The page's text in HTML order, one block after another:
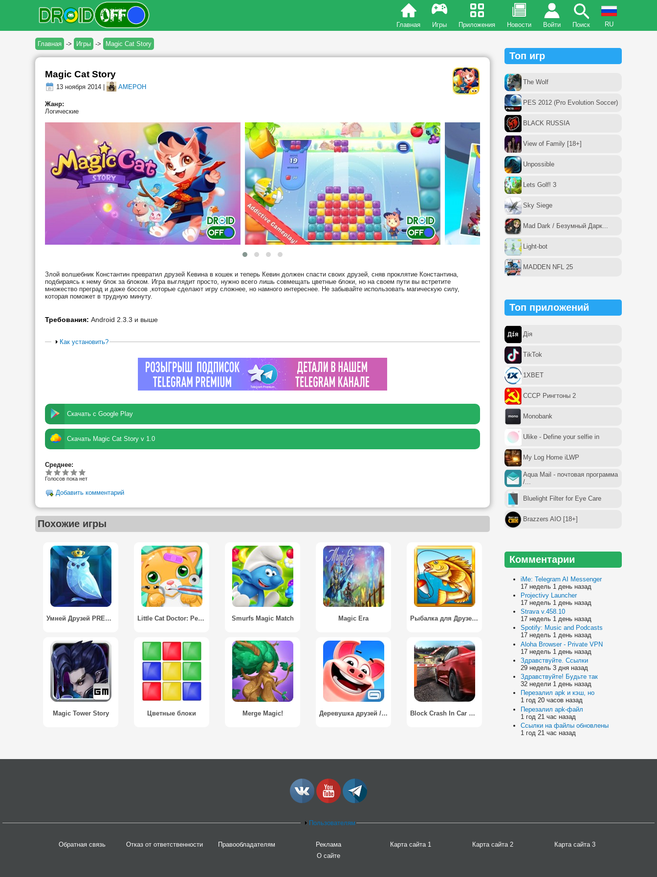
Главная Игры Приложения Новости Войти Поиск RU
Главная -> Игры -> Magic Cat Story
Magic Cat Story
13 ноября 2014 | AMEPOH
Жанр:
Логические
Злой волшебник Константин превратил друзей Кевина в кошек и теперь Кевин должен спасти своих друзей, сняв проклятие Константина,
подбираясь к нему блок за блоком. Игра выглядит просто, нужно всего лишь совмещать цветные блоки, но на своем пути вы встретите
множество преград и даже боссов ,которые сделают игру сложнее, но намного интереснее. Не забывайте использовать магическую силу,
которая поможет в трудную минуту.
Требования: Android 2.3.3 и выше
Как установить?
Скачать с Google Play
Скачать Magic Cat Story v 1.0
Среднее:
Голосов пока нет
Добавить комментарий
Похожие игры
Умней Друзей PREMIUM Little Cat Doctor: Pet Vet Game / Ветеринар для кошек игра Smurfs Magic Match Magic Era Рыбалка для Друзей / Fishing For Friends
Magic Tower Story Цветные блоки Merge Magic! Деревушка друзей / Country Friends Block Crash In Car Simulator
Топ игр
The Wolf
PES 2012 (Pro Evolution Soccer)
BLACK RUSSIA
View of Family [18+]
Unpossible
Lets Golf! 3
Sky Siege
Mad Dark / Безумный Дарк...
Light-bot
MADDEN NFL 25
Топ приложений
Дія
TikTok
1XBET
СССР Рингтоны 2
Monobank
Ulike - Define your selfie in
My Log Home iLWP
Aqua Mail - почтовая программа
/...
Bluelight Filter for Eye Care
Brazzers AIO [18+]
Комментарии
iMe: Telegram AI Messenger
17 недель 1 день назад
Projectivy Launcher
17 недель 1 день назад
Strava v.458.10
17 недель 1 день назад
Spotify: Music and Podcasts
17 недель 1 день назад
Aloha Browser - Private VPN
17 недель 1 день назад
Здравствуйте. Ссылки
29 недель 3 дня назад
Здравствуйте! Будьте так
32 недели 1 день назад
Перезалил apk и кэш, но
1 год 20 часов назад
Перезалил apk-файл
1 год 21 час назад
Ссылки на файлы обновлены
1 год 21 час назад
Пользователям
Обратная связь Отказ от ответственности Правообладателям Реклама Карта сайта 1 Карта сайта 2
Карта сайта 3
О сайте